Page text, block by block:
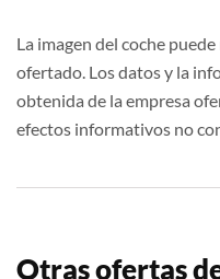
La imagen del coche
ofertado. Los datos y la
obtenida de la empresa
efectos informativos no
Otras ofertas